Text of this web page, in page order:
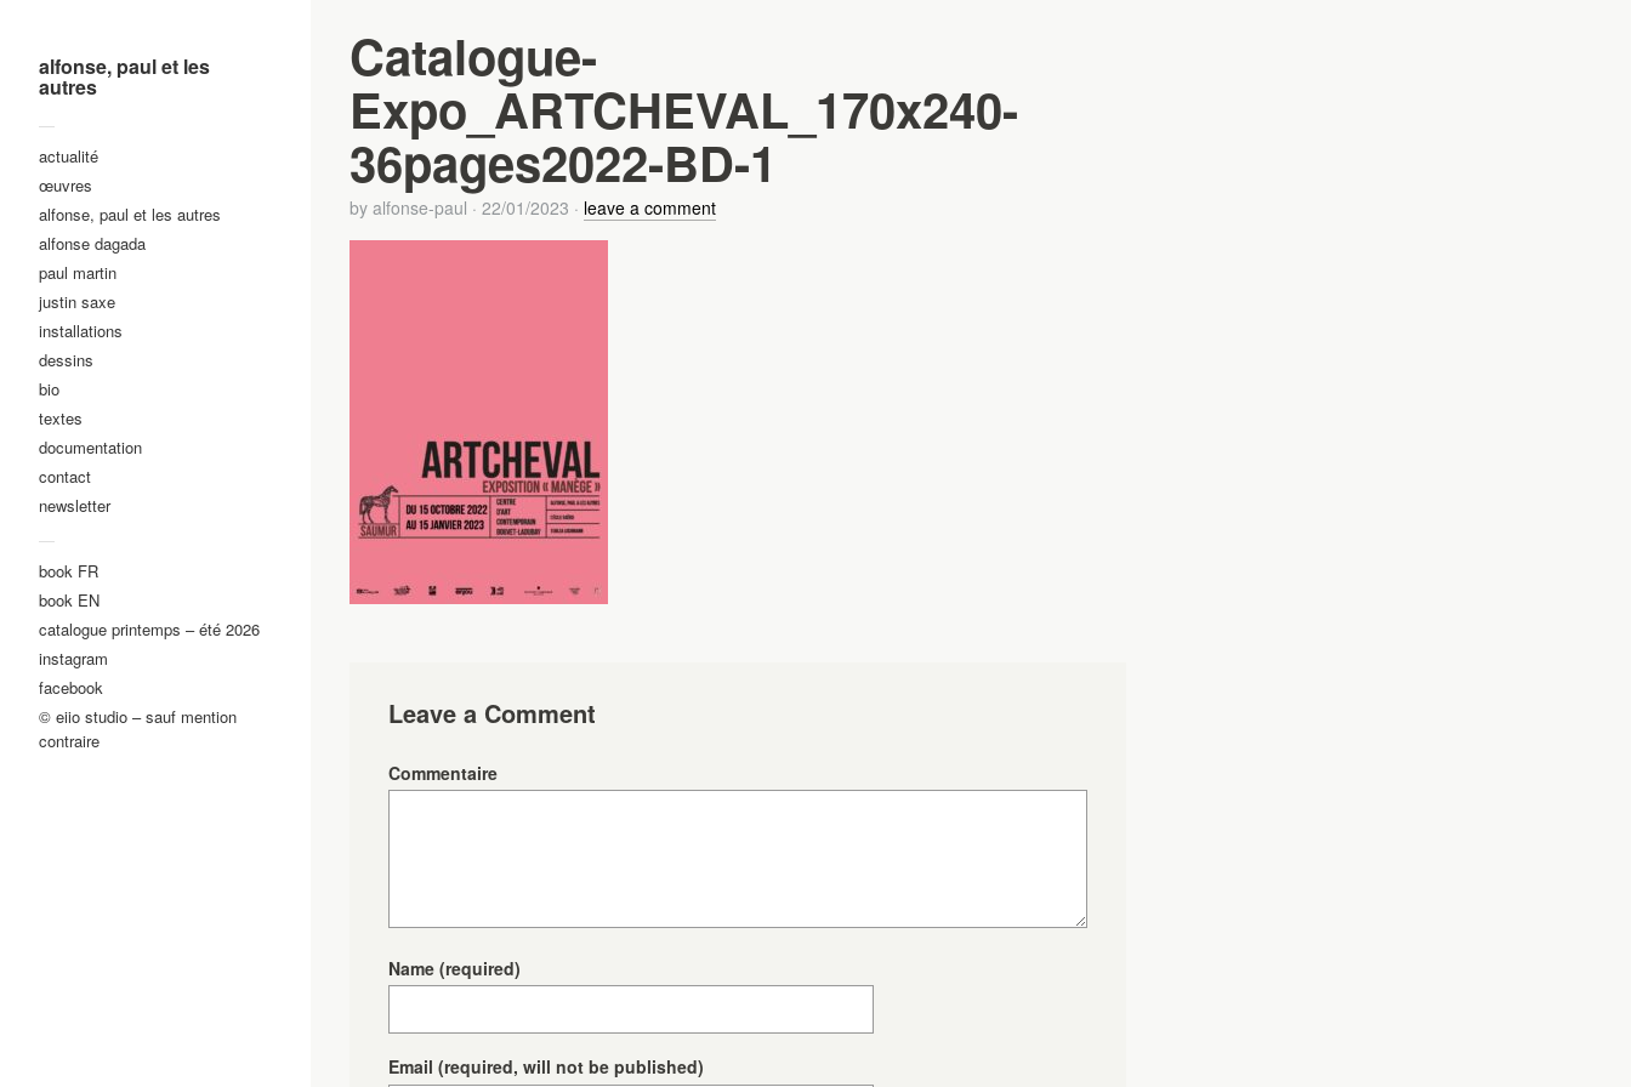
alfonse, paul et les
autres
—
actualité
œuvres
alfonse, paul et les autres
alfonse dagada
paul martin
justin saxe
installations
dessins
bio
textes
documentation
contact
newsletter
—
book FR
book EN
catalogue printemps – été 2026
instagram
facebook
© eiio studio – sauf mention
contraire
Catalogue-
Expo_ARTCHEVAL_170x240-
36pages2022-BD-1
by alfonse-paul · 22/01/2023 · leave a comment
Leave a Comment
Commentaire
Name (required)
Email (required, will not be published)